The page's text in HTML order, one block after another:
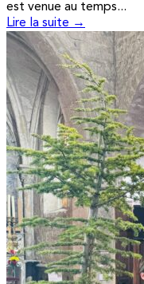
est venue au temps...
Lire la suite →